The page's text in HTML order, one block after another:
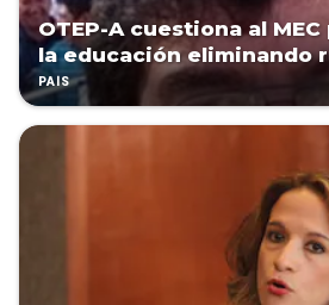
OTEP-A cuestiona al
la educación eliminando
PAÍS